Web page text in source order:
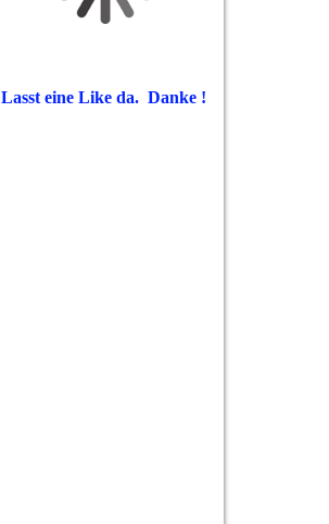
Lasst eine Like da. Danke !